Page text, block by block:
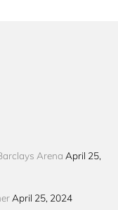
Arena April 25,
April 25, 2024